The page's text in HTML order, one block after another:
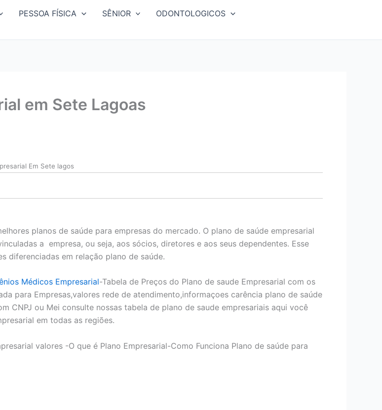
PESSOA FÍSICA SÊNIOR
ODONTOLOGICOS
em Sete Lagoas
Em Sete lagos
planos de saúde para empresas do mercado. O plano de saúde empresarial
a empresa, ou seja, aos sócios, diretores e aos seus dependentes. Esse
diferenciadas em relação plano de saúde.
Médicos Empresarial-Tabela de Preços do Plano de saude Empresarial com os
para Empresas,valores rede de atendimento,informaçoes carência plano de saúde
CNPJ ou Mei consulte nossas tabela de plano de saude empresariais aqui você
em todas as regiões.
valores -O que é Plano Empresarial-Como Funciona Plano de saúde para